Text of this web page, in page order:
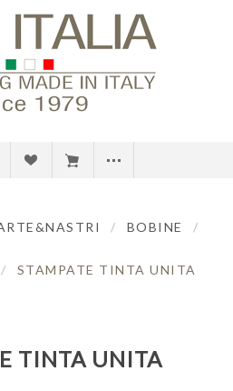
/ BOBINE /
/ STAMPATE TINTA UNITA
TINTA UNITA